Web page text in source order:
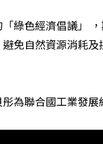
綠色經濟倡議」
免自然資源消耗及
為聯合國工業發